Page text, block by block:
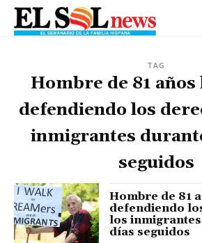
TAG
Hombre de 81 años
defendiendo los
inmigrantes
seguidos
Hombre de 81
defendiendo
los
días seguidos